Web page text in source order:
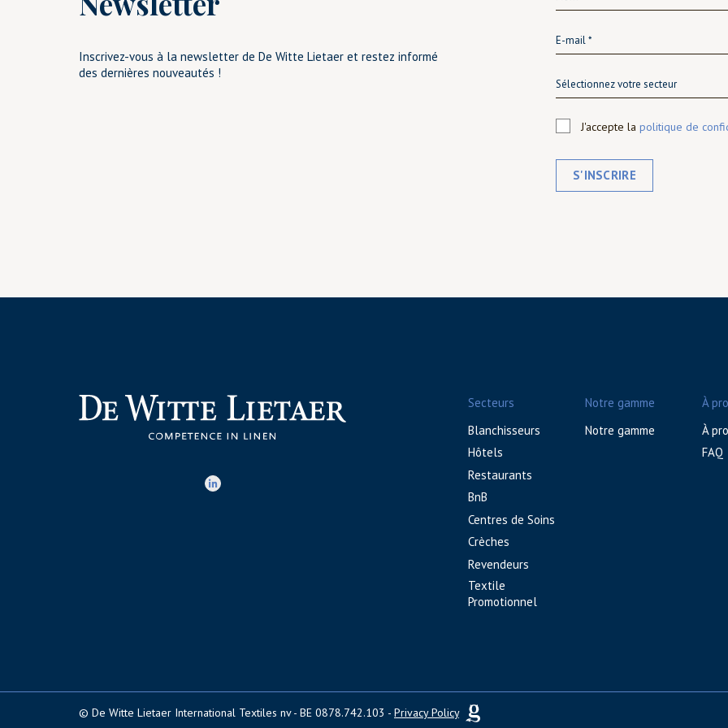
Inscrivez-vous à la newsletter de De Witte Lietaer et restez informé
des dernières nouveautés !
Sélectionnez votre secteur
J'accepte la politique de
S'INSCRIRE
Secteurs
Blanchisseurs
Hôtels
Restaurants
BnB
Centres de Soins
Crèches
Revendeurs
Textile
Promotionnel
Notre gamme
Notre gamme
À
À
FAQ
© De Witte Lietaer International Textiles nv - BE 0878.742.103 - Privacy Policy